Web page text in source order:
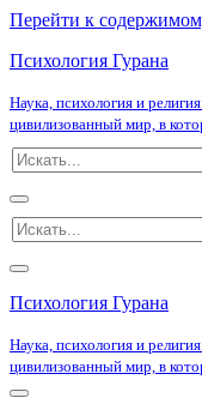
Перейти к
Психология Гурана
Наука, психология и
цивилизованный мир, в
Искать...
Меню
навигации
Искать...
Меню
навигации
Психология Гурана
Наука, психология и
цивилизованный мир, в
Меню